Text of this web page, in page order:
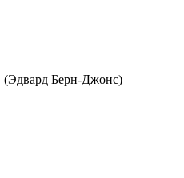
(Эдвард Берн-Джонс)